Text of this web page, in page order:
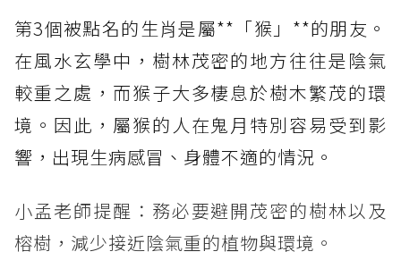
第3個被點名的生肖是屬**「猴」**的朋友。
在風水玄學中，樹林茂密的地方往往是陰氣
較重之處，而猴子大多棲息於樹木繁茂的環
境。因此，屬猴的人在鬼月特別容易受到影
響，出現生病感冒、身體不適的情況。
小孟老師提醒：務必要避開茂密的樹林以及
榕樹，減少接近陰氣重的植物與環境。